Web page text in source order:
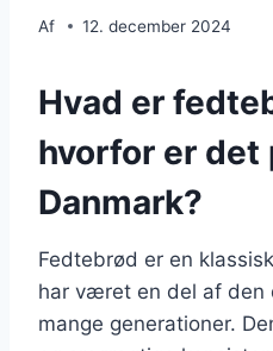
Af 12. december 2024
Hvad er
hvorfor er
Danmark?
Fedtebrød er en
har været en del af den
mange generationer.